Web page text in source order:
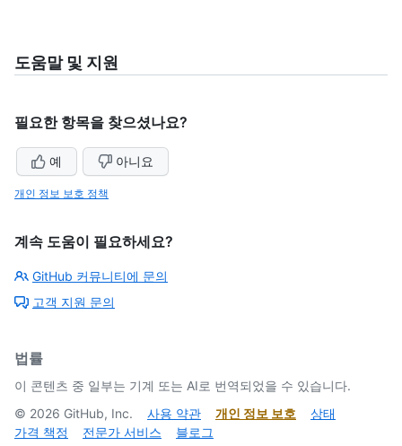
도움말 및 지원
필요한 항목을 찾으셨나요?
예 아니요
개인 정보 보호 정책
계속 도움이 필요하세요?
GitHub 커뮤니티에 문의
고객 지원 문의
법률
이 콘텐츠 중 일부는 기계 또는 AI로 번역되었을 수 있습니다.
© 2026 GitHub, Inc. 사용 약관 개인 정보 보호
상태
가격 책정
전문가 서비스 블로그